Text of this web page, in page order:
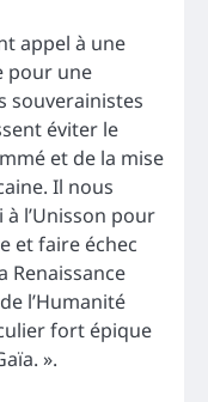
appel à une
pour une
souverainistes
éviter le
et de la mise
Il nous
l’Unisson pour
et faire échec
Renaissance
l’Humanité
fort épique
».